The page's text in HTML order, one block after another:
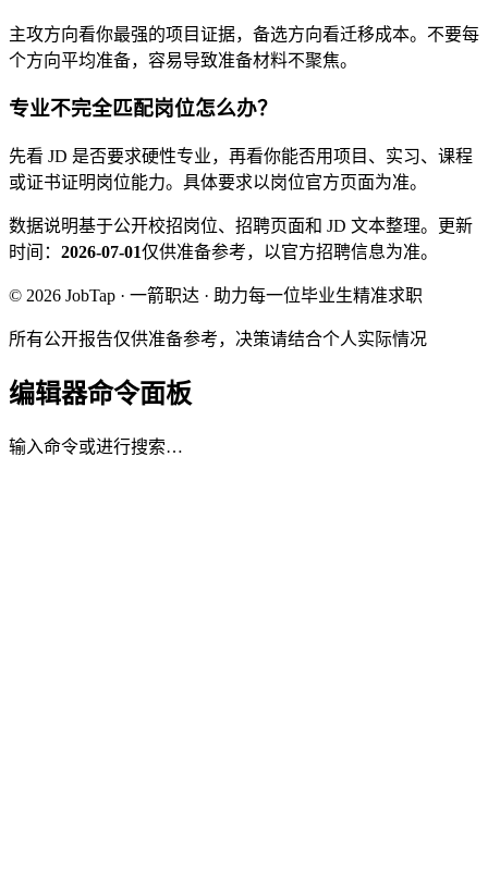
主攻方向看你最强的项目证据，备选方向看迁移成本。不要每
个方向平均准备，容易导致准备材料不聚焦。
专业不完全匹配岗位怎么办？
先看 JD 是否要求硬性专业，再看你能否用项目、实习、课程
或证书证明岗位能力。具体要求以岗位官方页面为准。
数据说明基于公开校招岗位、招聘页面和 JD 文本整理。
更新
时间： 2026-07-01仅供准备参考，以官方招聘信息为准。
© 2026 JobTap · 一箭职达 · 助力每一位毕业生精准求职
所有公开报告仅供准备参考，决策请结合个人实际情况
编辑器命令面板
输入命令或进行搜索…